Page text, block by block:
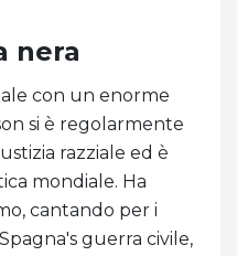
nera
con un enorme
si è regolarmente
razziale ed è
mondiale. Ha
cantando per i
guerra civile,